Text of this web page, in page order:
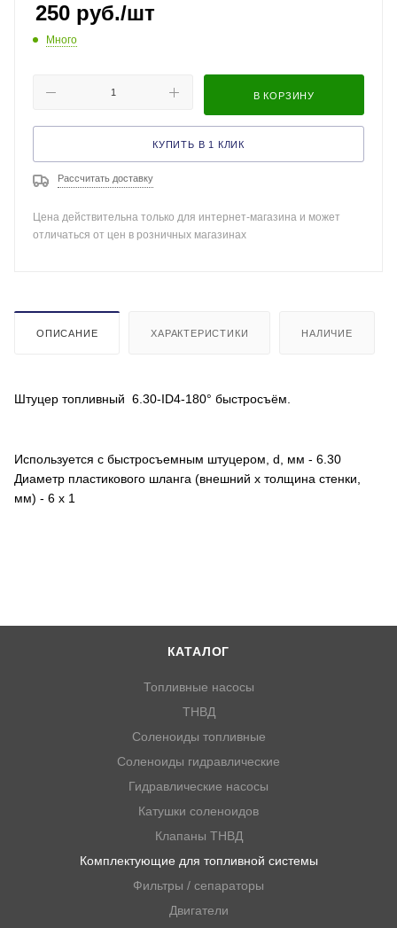
250 руб./шт
Много
В КОРЗИНУ
КУПИТЬ В 1 КЛИК
Рассчитать доставку
Цена действительна только для интернет-магазина и может
отличаться от цен в розничных магазинах
ОПИСАНИЕ ХАРАКТЕРИСТИКИ НАЛИЧИЕ
Штуцер топливный 6.30-ID4-180° быстросъём.
Используется с быстросъемным штуцером, d, мм - 6.30
Диаметр пластикового шланга (внешний х толщина стенки,
мм) - 6 х 1
КАТАЛОГ
Топливные насосы
ТНВД
Соленоиды топливные
Соленоиды гидравлические
Гидравлические насосы
Катушки соленоидов
Клапаны ТНВД
Комплектующие для топливной системы
Фильтры / сепараторы
Двигатели